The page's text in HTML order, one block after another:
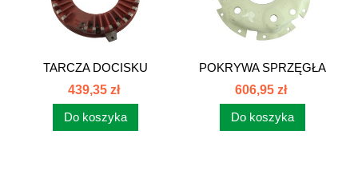
TARCZA DOCISKU
SPRZĘGŁA C385...
439,35 zł
Do koszyka
POKRYWA SPRZĘGŁA
STARY TYP...
606,95 zł
Do koszyka